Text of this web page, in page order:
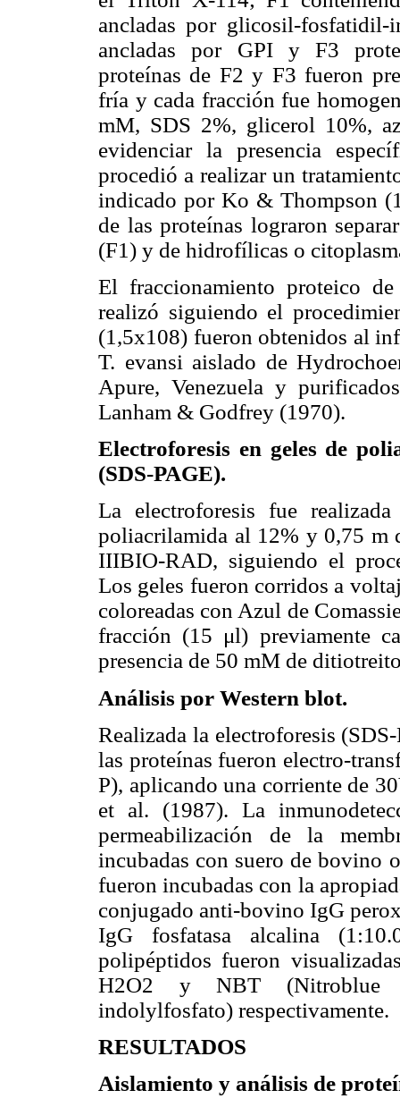
ancladas por glicosil-fosfatidil-
ancladas por GPI y F3
proteínas de F2 y F3 fueron
fría y cada fracción fue
mM, SDS 2%, glicerol 10%,
evidenciar la presencia
procedió a realizar un
indicado por Ko & Thompson
de las proteínas lograron
(F1) y de hidrofílicas o
El fraccionamiento proteico
realizó siguiendo el
(1,5x108) fueron obtenidos al
T. evansi aislado de
Apure, Venezuela y
Lanham & Godfrey (1970).
Electroforesis en geles de
(SDS-PAGE).
La electroforesis fue
poliacrilamida al 12% y 0,75 m
IIIBIO-RAD, siguiendo el
Los geles fueron corridos a
coloreadas con Azul de
fracción (15 μl) previamente
presencia de 50 mM de
Análisis por Western blot.
Realizada la electroforesis
las proteínas fueron electro-
P), aplicando una corriente de
et al. (1987). La
permeabilización de la
incubadas con suero de bovino
fueron incubadas con la
conjugado anti-bovino IgG
IgG fosfatasa alcalina
polipéptidos fueron
H2O2 y NBT (Nitroblue
indolylfosfato) respectivamente.
RESULTADOS
Aislamiento y análisis de